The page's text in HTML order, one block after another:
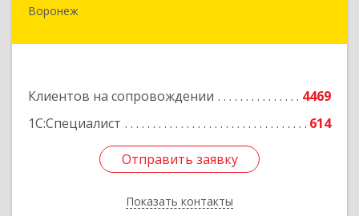
Воронеж
Клиентов на сопровождении
4469
1С:Специалист
614
Отправить заявку
Показать контакты
394006, Воронежская обл, Воронеж г, 20-летия
Отправить заявку
Назад